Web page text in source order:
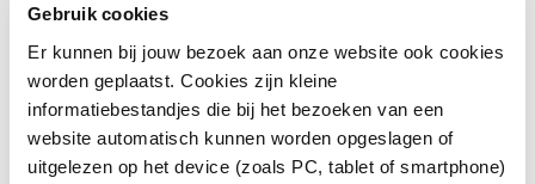
Gebruik cookies
Er kunnen bij jouw bezoek aan onze website ook cookies
worden geplaatst. Cookies zijn kleine
informatiebestandjes die bij het bezoeken van een
website automatisch kunnen worden opgeslagen of
uitgelezen op het device (zoals PC, tablet of smartphone)
(RI&E)en kunnen hiervoor onder andere de dan
actuele SZW-lijst gebruiken bij het opstellen ervan.
Als er een wettelijke grenswaarde voor een gevaarlijke
stof bestaat, dan moet de werkgever maatregelen
nemen om de blootstelling aan de stof onder die
grenswaarde te houden. Bij kankerverwekkende